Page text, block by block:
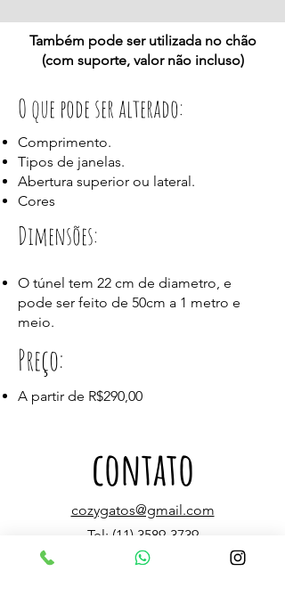
Também pode ser utilizada no chão
(com suporte, valor não incluso)
O que pode ser alterado:
Comprimento.
Tipos de janelas.
Abertura superior ou lateral.
Cores
Dimensões:
O túnel tem 22 cm de diametro, e
pode ser feito de 50cm a 1 metro e
meio.
Preço:
A partir de R$290,00
contato
cozygatos@gmail.com
Tel: (11) 3589-3739
(11) 9 9908-3175